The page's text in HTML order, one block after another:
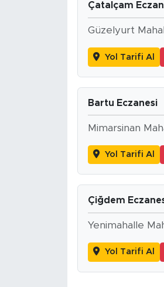
Çatalçam
Güzelyurt
Yol Tarifi Al
Bartu Eczanesi
Mimarsinan
Yol Tarifi Al
Çiğdem
Yenimahalle
Yol Tarifi Al